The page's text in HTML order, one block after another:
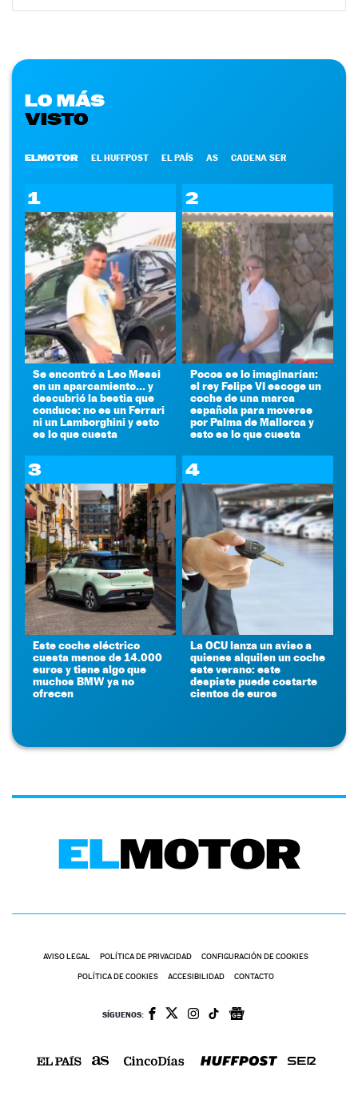
LO MÁS
VISTO
ELMOTOR EL HUFFPOST EL PAÍS AS CADENA SER
1
Se encontró a Leo Messi
en un aparcamiento... y
descubrió la bestia que
conduce: no es un Ferrari
ni un Lamborghini y esto
es lo que cuesta
2
Pocos se lo imaginarían:
el rey Felipe VI escoge un
coche de una marca
española para moverse
por Palma de Mallorca y
esto es lo que cuesta
3
Este coche eléctrico
cuesta menos de 14.000
euros y tiene algo que
muchos BMW ya no
ofrecen
4
La OCU lanza un aviso a
quienes alquilen un coche
este verano: este
despiste puede costarte
cientos de euros
AVISO LEGAL POLÍTICA DE PRIVACIDAD CONFIGURACIÓN DE COOKIES
POLÍTICA DE COOKIES ACCESIBILIDAD CONTACTO
SÍGUENOS: